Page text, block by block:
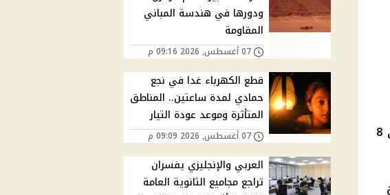
ننشر كل ما تريد معرفته عن تفاصيل ومواعيد مزادات سيارات النيابة العامة في 8
ودورها في هندسة المباني
المقاومة
07 أغسطس, 2026 09:16 م
قطع الكهرباء غدا في نجع
حمادي لمدة ساعتين.. المناطق
المتأثرة وموعد عودة التيار
07 أغسطس, 2026 09:09 م
العربي والإنجليزي يفسران
تراجع مجاميع الثانوية العامة